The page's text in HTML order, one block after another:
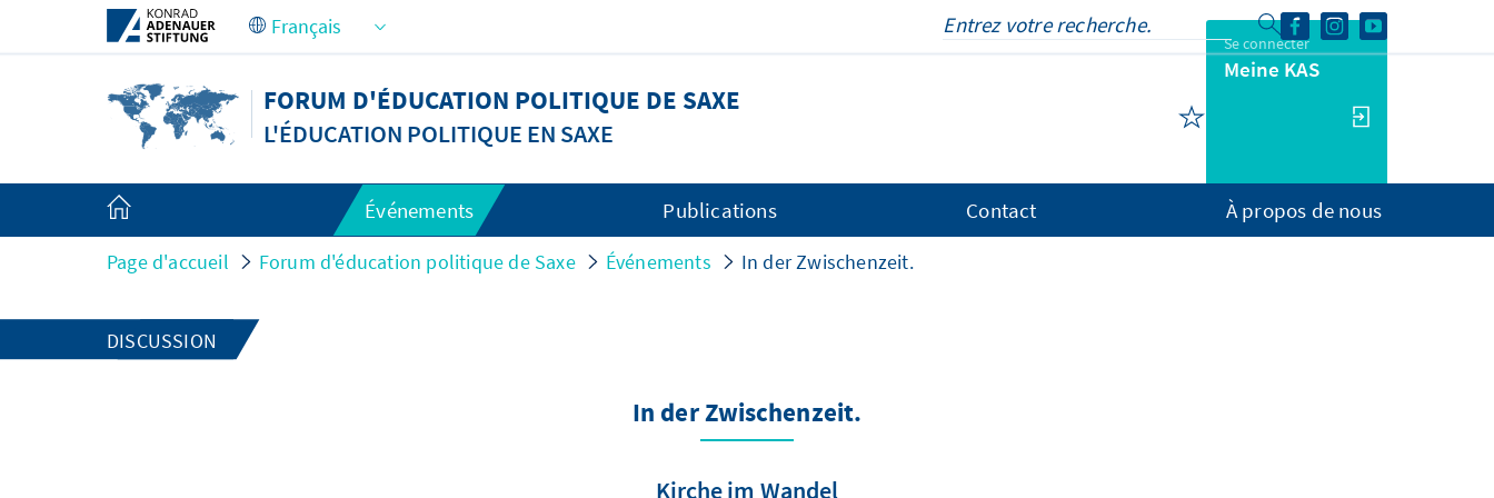
Saut au contenu principal
FORUM D'ÉDUCATION POLITIQUE DE SAXE
L'ÉDUCATION POLITIQUE EN SAXE
Se connecter
Meine KAS
Événements Publications Contact À propos de nous
Page d'accueil Forum d'éducation politique de Saxe Événements In der Zwischenzeit.
DISCUSSION
In der Zwischenzeit.
Kirche im Wandel